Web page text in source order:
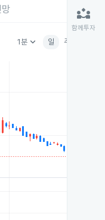
1분keyboard_arrow_down 일 주
partner_exchange
함께투자